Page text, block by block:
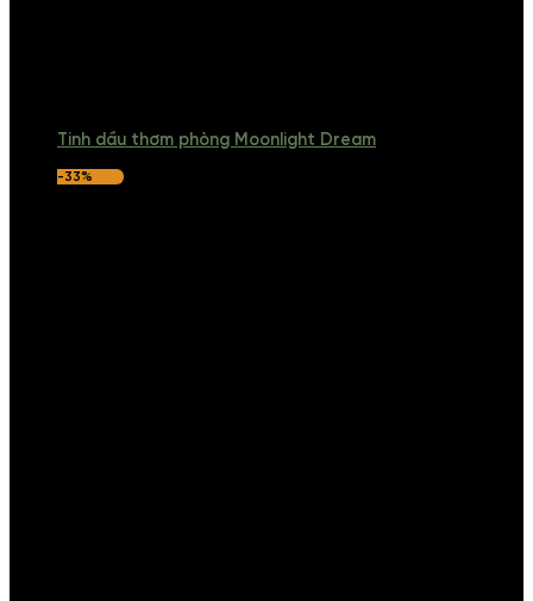
Tinh dầu thơm phòng Moonlight Dream
-33%